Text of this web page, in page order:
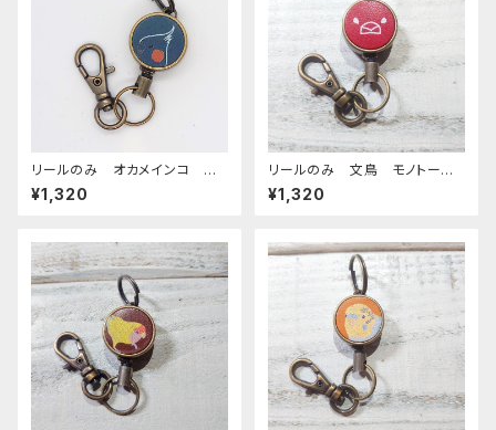
リールのみ オカメインコ 横
顔 モノトーン ネイビー お
かめいんこ
¥1,320
リールのみ 文鳥 モノトー
ン レッド ぶんちょう ブンチ
ョウ
¥1,320